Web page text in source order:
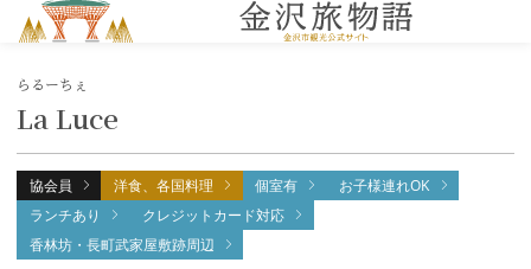
La Luce
らるーちぇ
協会員 洋食、各国料理 個室有
お子様連れOK
ランチあり
クレジットカード対応
香林坊・長町武家屋敷跡周辺